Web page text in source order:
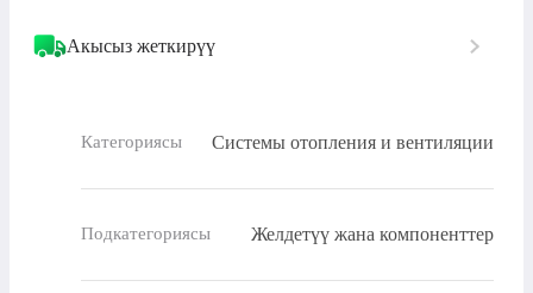
Акысыз жеткирүү
Категориясы Системы отопления и вентиляции
Подкатегориясы Желдетүү жана компоненттер